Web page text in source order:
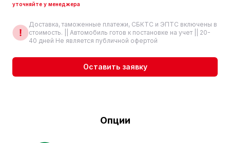
уточняйте у менеджера
Доставка, таможенные платежи, СБКТС и ЭПТС включены в
стоимость. || Автомобиль готов к постановке на учет || 20-
40 дней Не является публичной офертой
Оставить заявку
Опции